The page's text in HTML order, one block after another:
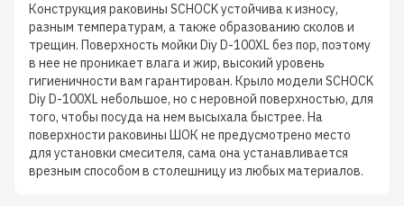
Конструкция раковины SCHOCK устойчива к износу,
разным температурам, а также образованию сколов и
трещин. Поверхность мойки Diy D-100XL без пор, поэтому
в нее не проникает влага и жир, высокий уровень
гигиеничности вам гарантирован. Крыло модели SCHOCK
Diy D-100XL небольшое, но с неровной поверхностью, для
того, чтобы посуда на нем высыхала быстрее. На
поверхности раковины ШОК не предусмотрено место
для установки смесителя, сама она устанавливается
врезным способом в столешницу из любых материалов.